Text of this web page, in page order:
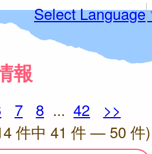
Select Language
報
7 8 ... 42
>>
件中 41 件 — 50 件)